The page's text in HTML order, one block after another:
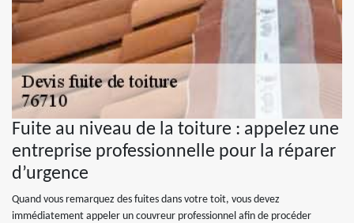
Fuite au niveau de la toiture : appelez une
entreprise professionnelle pour la réparer
d’urgence
Quand vous remarquez des fuites dans votre toit, vous devez
immédiatement appeler un couvreur professionnel afin de procéder